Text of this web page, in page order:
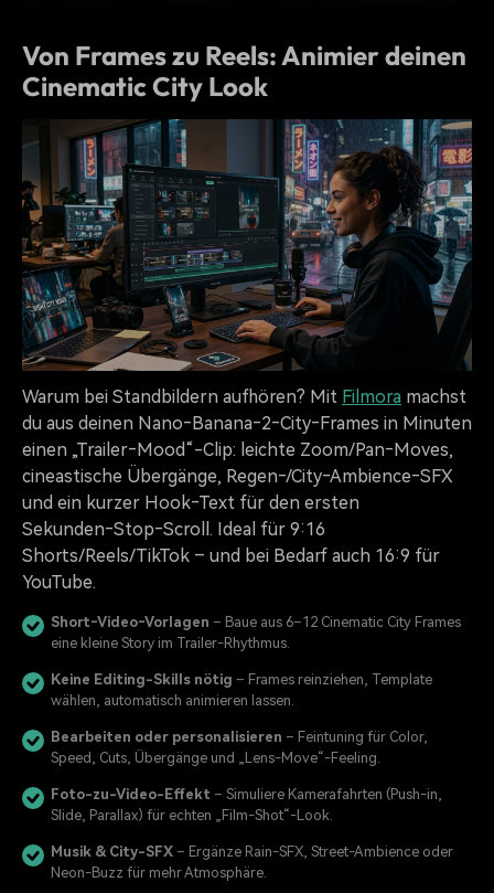
Von Frames zu Reels: Animier deinen
Cinematic City Look
Warum bei Standbildern aufhören? Mit Filmora machst
du aus deinen Nano‑Banana‑2‑City‑Frames in Minuten
einen „Trailer‑Mood“-Clip: leichte Zoom/Pan‑Moves,
cineastische Übergänge, Regen‑/City‑Ambience‑SFX
und ein kurzer Hook‑Text für den ersten
Sekunden‑Stop‑Scroll. Ideal für 9:16
Shorts/Reels/TikTok – und bei Bedarf auch 16:9 für
YouTube.
Short‑Video‑Vorlagen – Baue aus 6–12 Cinematic City Frames
eine kleine Story im Trailer‑Rhythmus.
Keine Editing-Skills nötig – Frames reinziehen, Template
wählen, automatisch animieren lassen.
Bearbeiten oder personalisieren – Feintuning für Color,
Speed, Cuts, Übergänge und „Lens‑Move“-Feeling.
Foto-zu-Video-Effekt – Simuliere Kamerafahrten (Push‑in,
Slide, Parallax) für echten „Film‑Shot“-Look.
Musik & City-SFX – Ergänze Rain‑SFX, Street‑Ambience oder
Neon‑Buzz für mehr Atmosphäre.